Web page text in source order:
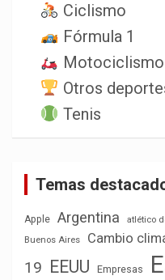
Ciclismo
Fórmula 1
Motociclismo
Otros
Tenis
Temas
Apple Argentina atlético
Buenos Aires
Cambio
19 EEUU Empresas